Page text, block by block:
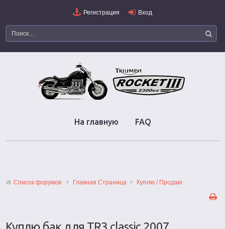
Регистрация Вход
На главную FAQ
Список форумов Главная Страница Куплю / Продаю